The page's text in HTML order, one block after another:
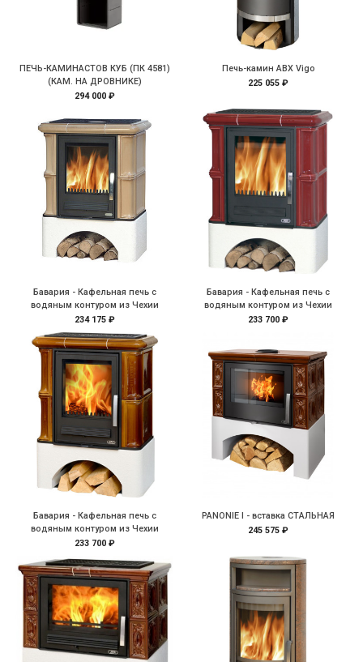
ПЕЧЬ-КАМИНАСТОВ КУБ (ПК 4581)
(КАМ. НА ДРОВНИКЕ)
294 000 ₽
Печь-камин ABX Vigo
225 055 ₽
Бавария - Кафельная печь с
водяным контуром из Чехии
234 175 ₽
Бавария - Кафельная печь с
водяным контуром из Чехии
233 700 ₽
Бавария - Кафельная печь с
водяным контуром из Чехии
233 700 ₽
PANONIE I - вставка СТАЛЬНАЯ
245 575 ₽